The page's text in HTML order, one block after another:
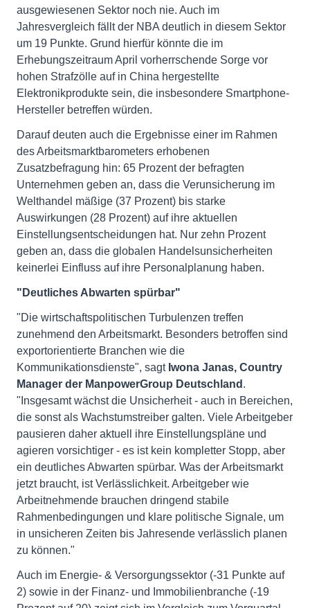
ausgewiesenen Sektor noch nie. Auch im
Jahresvergleich fällt der NBA deutlich in diesem Sektor
um 19 Punkte. Grund hierfür könnte die im
Erhebungszeitraum April vorherrschende Sorge vor
hohen Strafzölle auf in China hergestellte
Elektronikprodukte sein, die insbesondere Smartphone-
Hersteller betreffen würden.
Darauf deuten auch die Ergebnisse einer im Rahmen
des Arbeitsmarktbarometers erhobenen
Zusatzbefragung hin: 65 Prozent der befragten
Unternehmen geben an, dass die Verunsicherung im
Welthandel mäßige (37 Prozent) bis starke
Auswirkungen (28 Prozent) auf ihre aktuellen
Einstellungsentscheidungen hat. Nur zehn Prozent
geben an, dass die globalen Handelsunsicherheiten
keinerlei Einfluss auf ihre Personalplanung haben.
"Deutliches Abwarten spürbar"
"Die wirtschaftspolitischen Turbulenzen treffen
zunehmend den Arbeitsmarkt. Besonders betroffen sind
exportorientierte Branchen wie die
Kommunikationsdienste", sagt Iwona Janas, Country
Manager der ManpowerGroup Deutschland .
"Insgesamt wächst die Unsicherheit - auch in Bereichen,
die sonst als Wachstumstreiber galten. Viele Arbeitgeber
pausieren daher aktuell ihre Einstellungspläne und
agieren vorsichtiger - es ist kein kompletter Stopp, aber
ein deutliches Abwarten spürbar. Was der Arbeitsmarkt
jetzt braucht, ist Verlässlichkeit. Arbeitgeber wie
Arbeitnehmende brauchen dringend stabile
Rahmenbedingungen und klare politische Signale, um
in unsicheren Zeiten bis Jahresende verlässlich planen
zu können."
Auch im Energie- & Versorgungssektor (-31 Punkte auf
2) sowie in der Finanz- und Immobilienbranche (-19